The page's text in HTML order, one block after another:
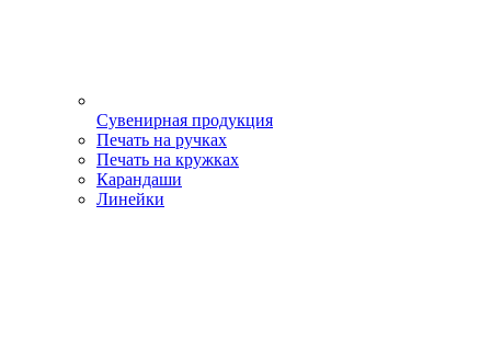
Сувенирная продукция
Печать на ручках
Печать на кружках
Карандаши
Линейки